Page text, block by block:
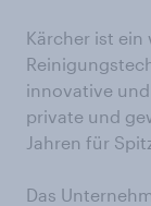
Kärcher ist
innovative
private und
Jahren für
Das